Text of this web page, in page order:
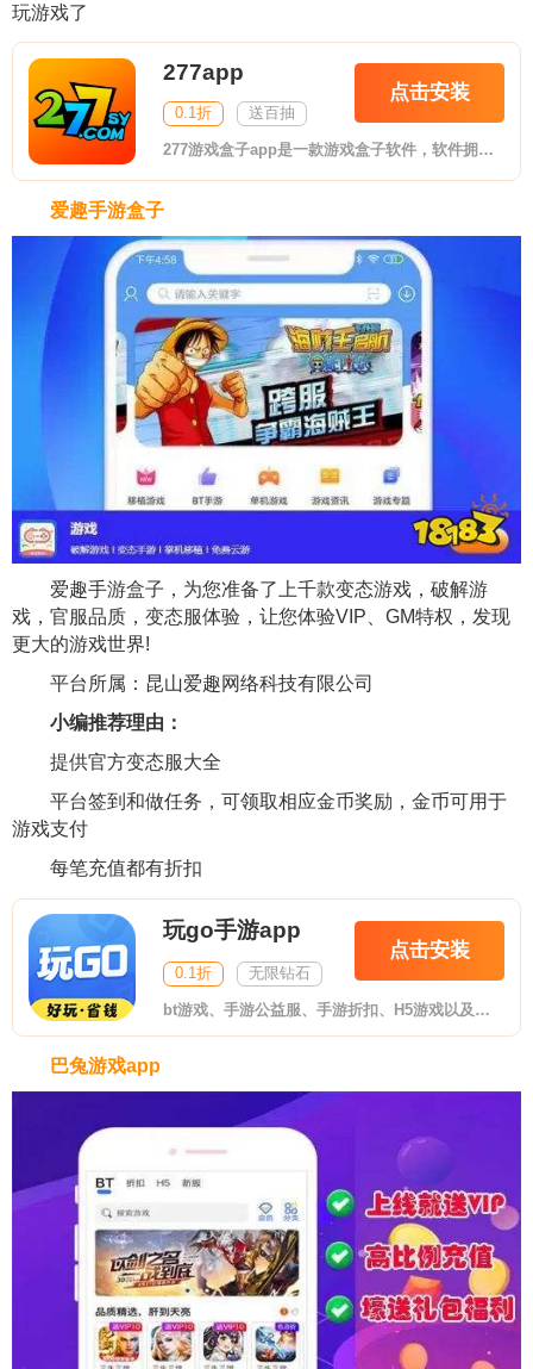
玩游戏了
277app
0.1折 送百抽
点击安装
277游戏盒子app是一款游戏盒子软件，软件拥有BT版手游、破解版手机游戏、满vip手机游戏等诸多游戏资源，可以帮助玩家更轻松激情玩转游戏，喜欢的朋友欢迎前来下载。
爱趣手游盒子
爱趣手游盒子，为您准备了上千款变态游戏，破解游
戏，官服品质，变态服体验，让您体验VIP、GM特权，发现
更大的游戏世界!
平台所属：昆山爱趣网络科技有限公司
小编推荐理由：
提供官方变态服大全
平台签到和做任务，可领取相应金币奖励，金币可用于
游戏支付
每笔充值都有折扣
玩go手游app
0.1折 无限钻石
点击安装
bt游戏、手游公益服、手游折扣、H5游戏以及单机破解游戏免费下载、更有海量游戏礼包领不停。
巴兔游戏app